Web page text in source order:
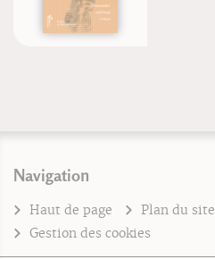
Navigation
Haut de page Plan du site
Gestion des cookies